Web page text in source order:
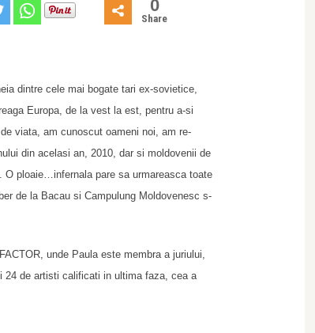
0
Share
dintre cele mai bogate tari ex-sovietice,
Europa, de la vest la est, pentru a-si
viata, am cunoscut oameni noi, am re-
din acelasi an, 2010, dar si moldovenii de
O ploaie…infernala pare sa urmareasca toate
de la Bacau si Campulung Moldovenesc s-
unde Paula este membra a juriului,
24 de artisti calificati in ultima faza, cea a